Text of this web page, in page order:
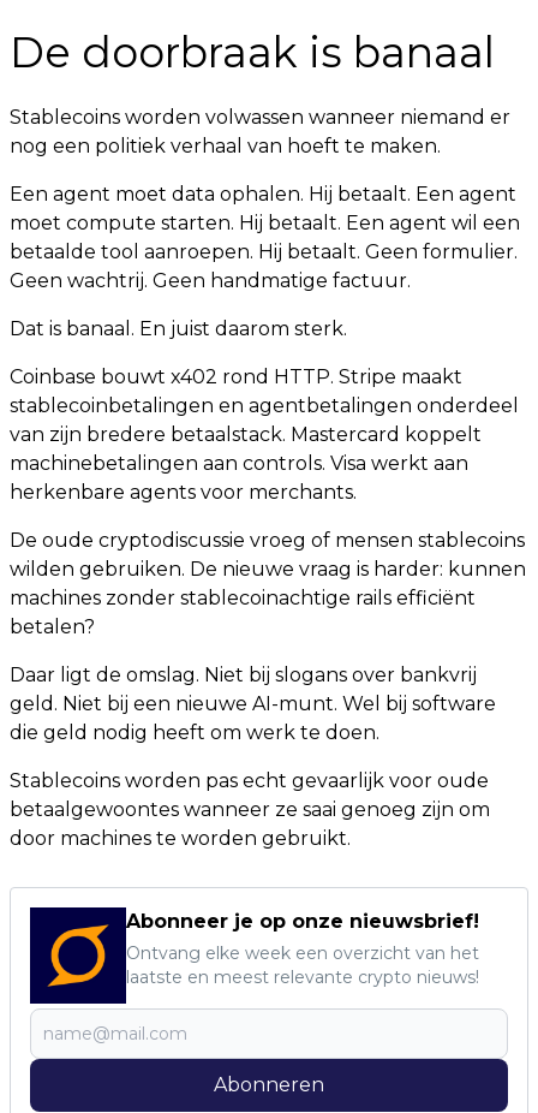
De doorbraak is banaal
Stablecoins worden volwassen wanneer niemand er
nog een politiek verhaal van hoeft te maken.
Een agent moet data ophalen. Hij betaalt. Een agent
moet compute starten. Hij betaalt. Een agent wil een
betaalde tool aanroepen. Hij betaalt. Geen formulier.
Geen wachtrij. Geen handmatige factuur.
Dat is banaal. En juist daarom sterk.
Coinbase bouwt x402 rond HTTP. Stripe maakt
stablecoinbetalingen en agentbetalingen onderdeel
van zijn bredere betaalstack. Mastercard koppelt
machinebetalingen aan controls. Visa werkt aan
herkenbare agents voor merchants.
De oude cryptodiscussie vroeg of mensen stablecoins
wilden gebruiken. De nieuwe vraag is harder: kunnen
machines zonder stablecoinachtige rails efficiënt
betalen?
Daar ligt de omslag. Niet bij slogans over bankvrij
geld. Niet bij een nieuwe AI-munt. Wel bij software
die geld nodig heeft om werk te doen.
Stablecoins worden pas echt gevaarlijk voor oude
betaalgewoontes wanneer ze saai genoeg zijn om
door machines te worden gebruikt.
Abonneer je op onze nieuwsbrief!
Ontvang elke week een overzicht van het
laatste en meest relevante crypto nieuws!
Abonneren